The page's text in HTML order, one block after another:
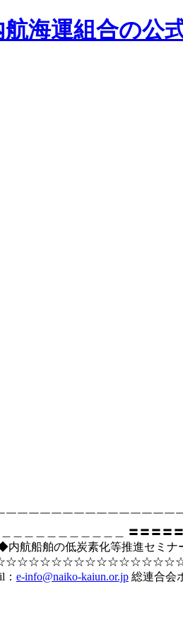
海運組合の公
〓 ￣￣￣￣￣￣￣￣￣￣
＿＿＿＿＿＿＿＿＿ 〓〓〓〓
航船舶の低炭素化等推進セミ
e-info@naiko-kaiun.or.jp 総連合会